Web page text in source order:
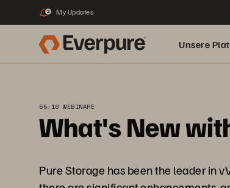
2 My Updates
Unsere
55:16 WEBINARE
What's New
Pure Storage has been the leader in